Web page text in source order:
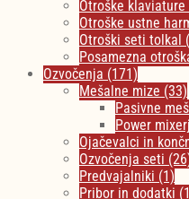
Otroške klaviature
Otroške ustne
Otroški seti tolkal
Posamezna
Ozvočenja (171)
Mešalne mize (33)
Pasivne
Power
Ojačevalci in
Ozvočenja seti
Predvajalniki (1)
Pribor in dodatki